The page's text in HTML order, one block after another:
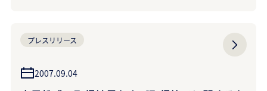
プレスリリース
2007.09.04